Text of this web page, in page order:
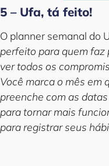
5 – Ufa, tá feito!
O planner semanal do
perfeito para quem faz
ver todos os
Você marca o mês em
preenche com as
para tornar mais
para registrar seus